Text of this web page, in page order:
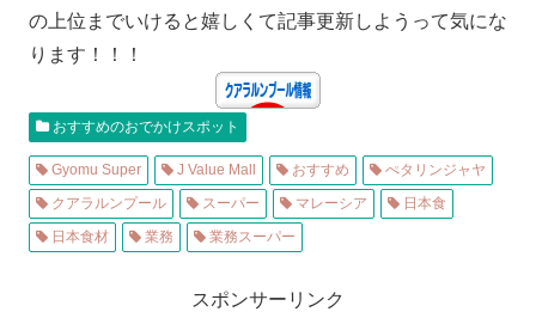
の上位までいけると嬉しくて記事更新しようって気にな
ります！！！
おすすめのおでかけスポット
Gyomu Super J Value Mall おすすめ
ぺタリンジャヤ
クアラルンプール
スーパー マレーシア
日本食
日本食材
業務 業務スーパー
スポンサーリンク